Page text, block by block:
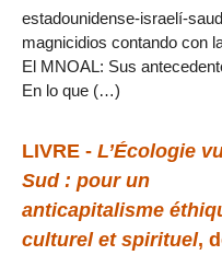
estadounidense-
magnicidios contando con
El MNOAL: Sus
En lo que (…)
LIVRE - L’Écologie
Sud : pour un
anticapitalisme
culturel et spirituel,